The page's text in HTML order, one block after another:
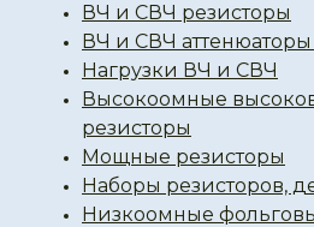
ВЧ и СВЧ резисторы
ВЧ и СВЧ аттенюаторы
Нагрузки ВЧ и СВЧ
Высокоомные
резисторы
Мощные резисторы
Наборы резисторов,
Низкоомные